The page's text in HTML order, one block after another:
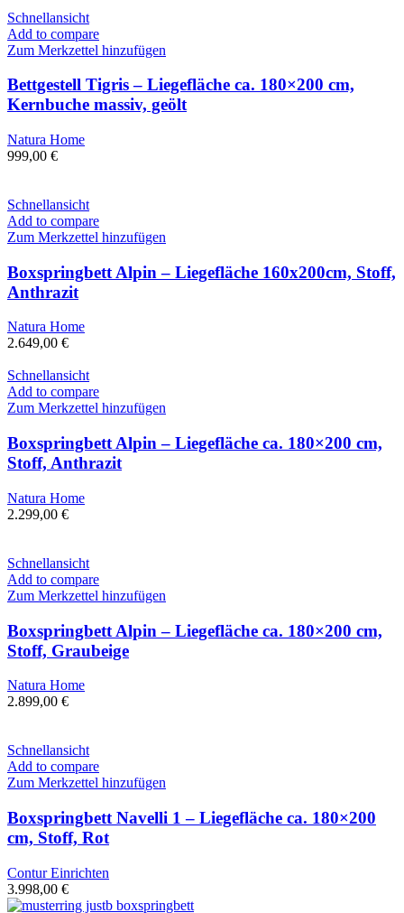
Schnellansicht
Add to compare
Zum Merkzettel hinzufügen
Bettgestell Tigris – Liegefläche ca. 180×200 cm,
Kernbuche massiv, geölt
Natura Home
999,00 €
Schnellansicht
Add to compare
Zum Merkzettel hinzufügen
Boxspringbett Alpin – Liegefläche 160x200cm, Stoff,
Anthrazit
Natura Home
2.649,00 €
Schnellansicht
Add to compare
Zum Merkzettel hinzufügen
Boxspringbett Alpin – Liegefläche ca. 180×200 cm,
Stoff, Anthrazit
Natura Home
2.299,00 €
Schnellansicht
Add to compare
Zum Merkzettel hinzufügen
Boxspringbett Alpin – Liegefläche ca. 180×200 cm,
Stoff, Graubeige
Natura Home
2.899,00 €
Schnellansicht
Add to compare
Zum Merkzettel hinzufügen
Boxspringbett Navelli 1 – Liegefläche ca. 180×200
cm, Stoff, Rot
Contur Einrichten
3.998,00 €